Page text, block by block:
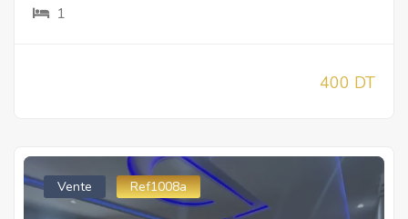
1
400 DT
Vente Ref1008a